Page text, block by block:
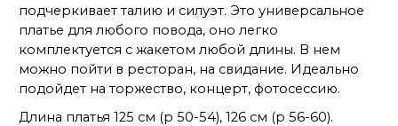
подчеркивает талию и силуэт. Это универсальное
платье для любого повода, оно легко
комплектуется с жакетом любой длины. В нем
можно пойти в ресторан, на свидание. Идеально
подойдет на торжество, концерт, фотосессию.
Длина платья 125 см (р 50-54), 126 см (р 56-60).